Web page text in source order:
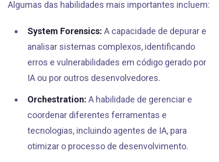
Algumas das habilidades mais importantes incluem:
System Forensics: A capacidade de depurar e
analisar sistemas complexos, identificando
erros e vulnerabilidades em código gerado por
IA ou por outros desenvolvedores.
Orchestration: A habilidade de gerenciar e
coordenar diferentes ferramentas e
tecnologias, incluindo agentes de IA, para
otimizar o processo de desenvolvimento.